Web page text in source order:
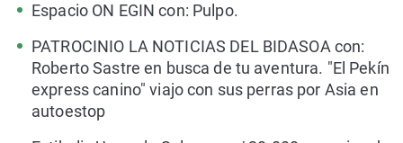
Espacio ON EGIN con: Pulpo.
PATROCINIO LA NOTICIAS DEL BIDASOA con:
Roberto Sastre en busca de tu aventura. "El Pekín
express canino" viajo con sus perras por Asia en
autoestop